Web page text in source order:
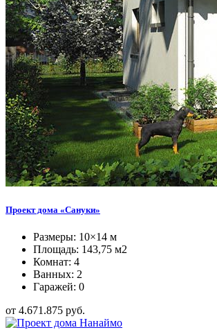
Проект дома «Сануки»
Размеры: 10×14 м
Площадь: 143,75 м2
Комнат: 4
Ванных: 2
Гаражей: 0
от 4.671.875 руб.